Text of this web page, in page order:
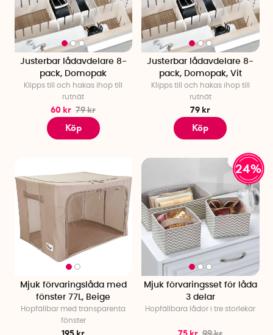
Justerbar lådavdelare 8-
pack, Domopak
Klipps till och hakas ihop till
rutnät
60 kr 79 kr
Köp
Justerbar lådavdelare 8-
pack, Domopak, Vit
Klipps till och hakas ihop till
rutnät
79 kr
Köp
Mjuk förvaringslåda med
fönster 77L, Beige
Hopfällbar med transparenta
fönster
24%
Mjuk förvaringsset för låda
3 delar
Hopfällbara lådor i tre storlekar